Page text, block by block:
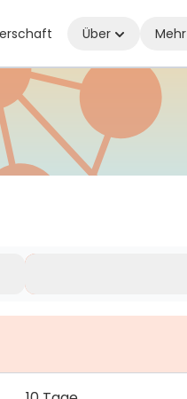
Über Mehr
Sie auch sind